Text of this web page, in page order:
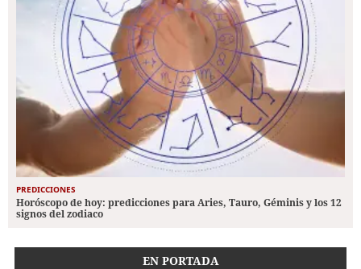
PREDICCIONES
Horóscopo de hoy: predicciones para Aries, Tauro, Géminis y los 12
signos del zodiaco
EN PORTADA